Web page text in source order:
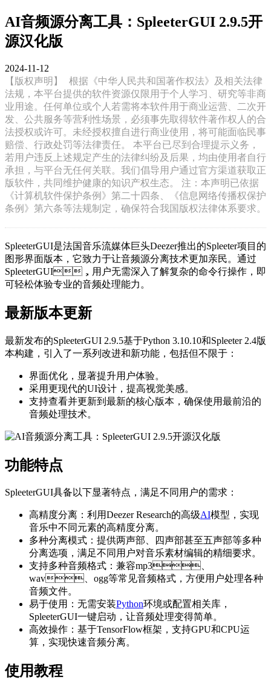
AI音频源分离工具：SpleeterGUI 2.9.5开
源汉化版
2024-11-12
【版权声明】
根据《中华人民共和国著作权法》及相关法律
法规，本平台提供的软件资源仅限用于个人学习、研究等非商
业用途。任何单位或个人若需将本软件用于商业运营、二次开
发、公共服务等营利性场景，必须事先取得软件著作权人的合
法授权或许可。未经授权擅自进行商业使用，将可能面临民事
赔偿、行政处罚等法律责任。 本平台已尽到合理提示义务，
若用户违反上述规定产生的法律纠纷及后果，均由使用者自行
承担，与平台无任何关联。我们倡导用户通过官方渠道获取正
版软件，共同维护健康的知识产权生态。 注：本声明已依据
《计算机软件保护条例》第二十四条、《信息网络传播权保护
条例》第六条等法规制定，确保符合我国版权法律体系要求。
SpleeterGUI是法国音乐流媒体巨头Deezer推出的Spleeter项目的
图形界面版本，它致力于让音频源分离技术更加亲民。通过
SpleeterGUI，用户无需深入了解复杂的命令行操作，即
可轻松体验专业的音频处理能力。
最新版本更新
最新发布的SpleeterGUI 2.9.5基于Python 3.10.10和Spleeter 2.4版
本构建，引入了一系列改进和新功能，包括但不限于：
界面优化，显著提升用户体验。
采用更现代的UI设计，提高视觉美感。
支持查看并更新到最新的核心版本，确保使用最前沿的
音频处理技术。
功能特点
SpleeterGUI具备以下显著特点，满足不同用户的需求：
高精度分离：利用Deezer Research的高级AI模型，实现
音乐中不同元素的高精度分离。
多种分离模式：提供两声部、四声部甚至五声部等多种
分离选项，满足不同用户对音乐素材编辑的精细要求。
支持多种音频格式：兼容mp3、
wav、ogg等常见音频格式，方便用户处理各种
音频文件。
易于使用：无需安装Python环境或配置相关库，
SpleeterGUI一键启动，让音频处理变得简单。
高效操作：基于TensorFlow框架，支持GPU和CPU运
算，实现快速音频分离。
使用教程